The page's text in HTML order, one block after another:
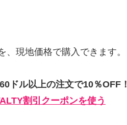
現地価格で購入できます。
ドル以上の注文で10％OFF！
割引クーポンを使う